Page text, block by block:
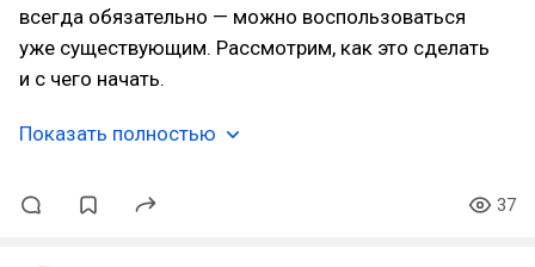
всегда обязательно — можно воспользоваться
уже существующим. Рассмотрим, как это сделать
и с чего начать.
Показать полностью
37